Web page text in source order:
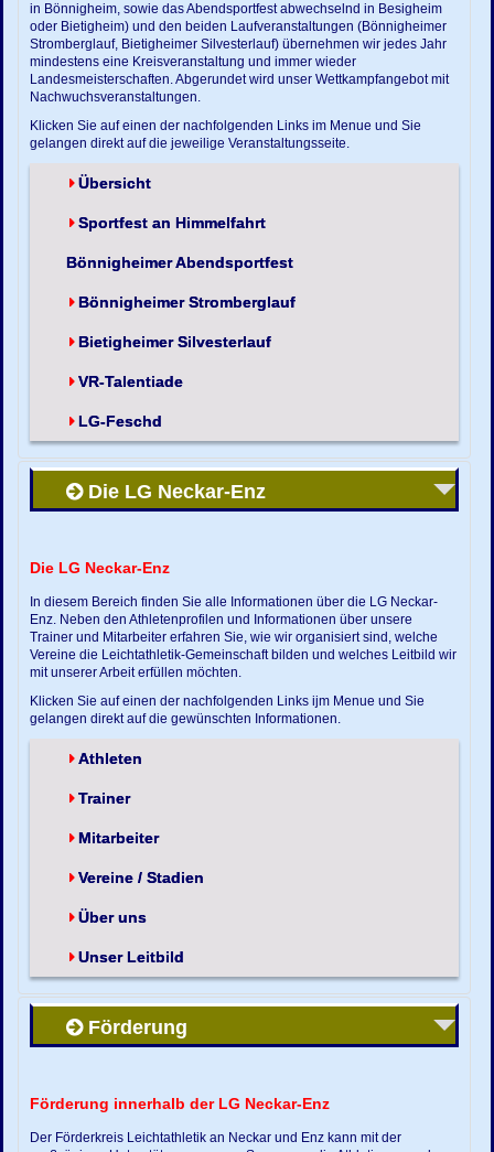
in Bönnigheim, sowie das Abendsportfest abwechselnd in Besigheim
oder Bietigheim) und den beiden Laufveranstaltungen (Bönnigheimer
Stromberglauf, Bietigheimer Silvesterlauf) übernehmen wir jedes Jahr
mindestens eine Kreisveranstaltung und immer wieder
Landesmeisterschaften. Abgerundet wird unser Wettkampfangebot mit
Nachwuchsveranstaltungen.
Klicken Sie auf einen der nachfolgenden Links im Menue und Sie
gelangen direkt auf die jeweilige Veranstaltungsseite.
Übersicht
Sportfest an Himmelfahrt
Bönnigheimer Abendsportfest
Bönnigheimer Stromberglauf
Bietigheimer Silvesterlauf
VR-Talentiade
LG-Feschd
Die LG Neckar-Enz
Die LG Neckar-Enz
In diesem Bereich finden Sie alle Informationen über die LG Neckar-
Enz. Neben den Athletenprofilen und Informationen über unsere
Trainer und Mitarbeiter erfahren Sie, wie wir organisiert sind, welche
Vereine die Leichtathletik-Gemeinschaft bilden und welches Leitbild wir
mit unserer Arbeit erfüllen möchten.
Klicken Sie auf einen der nachfolgenden Links ijm Menue und Sie
gelangen direkt auf die gewünschten Informationen.
Athleten
Trainer
Mitarbeiter
Vereine / Stadien
Über uns
Unser Leitbild
Förderung
Förderung innerhalb der LG Neckar-Enz
Der Förderkreis Leichtathletik an Neckar und Enz kann mit der